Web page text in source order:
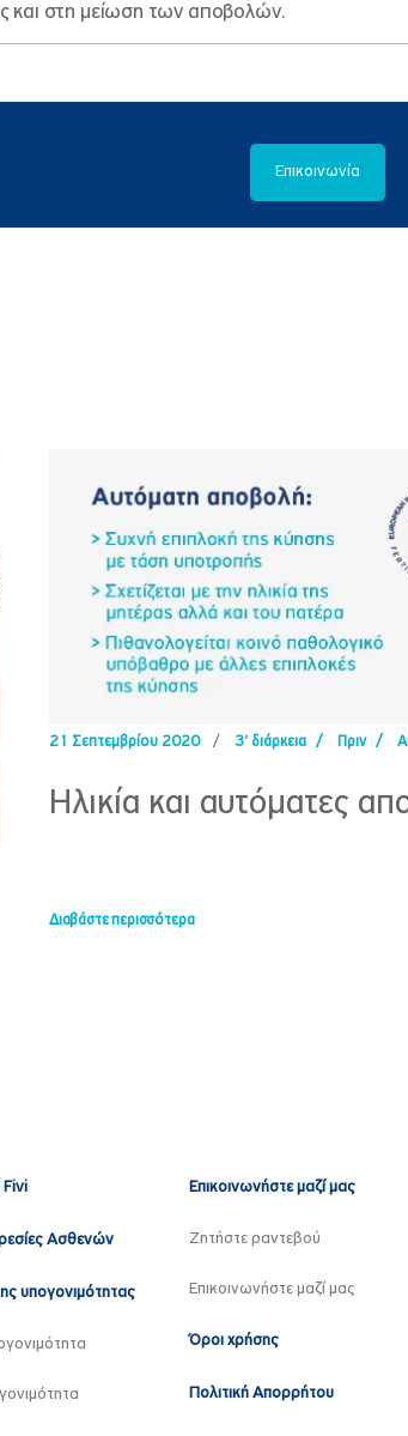
και στη μείωση των αποβολών.
Επικοινωνία
21 Σεπτεμβρίου 2020 / 3' διάρκεια / Πριν /
Ηλικία και αυτόματες
Διαβάστε περισσότερα
Ασθενών
υπογονιμότητας
Επικοινωνήστε μαζί μας
Ζητήστε ραντεβού
Επικοινωνήστε μαζί μας
Όροι χρήσης
Πολιτική Απορρήτου